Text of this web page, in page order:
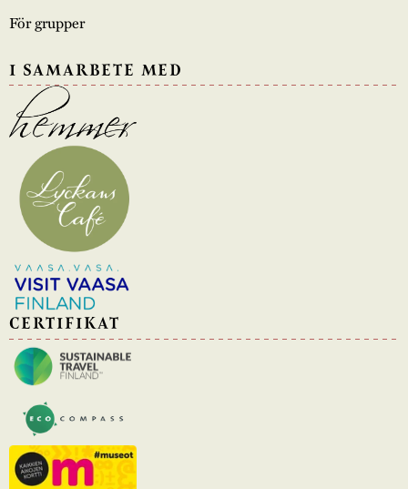
För grupper
I SAMARBETE MED
CERTIFIKAT